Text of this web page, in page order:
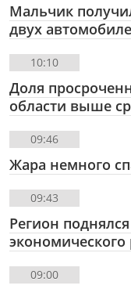
Мальчик
двух
10:10
Доля
области выше
09:46
Жара немного
09:43
Регион
экономического
09:00